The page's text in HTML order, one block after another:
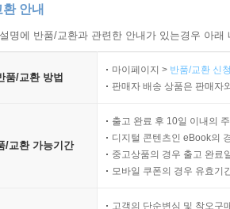
안내
명에 반품/교환과 관련한 안내가 있는경우 아
품/교환 방법
마이페이지 > 반품/교환 신
판매자 배송 상품은 판매자
/교환 가능기간
출고 완료 후 10일 이내의
디지털 콘텐츠인 eBook의
중고상품의 경우 출고 완료
모바일 쿠폰의 경우 유효기
고객의 단순변심 및 착오구